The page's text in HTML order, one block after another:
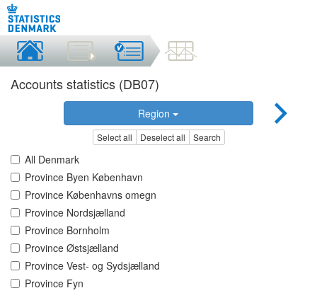
Accounts statistics (DB07)
Region
Select all Deselect all Search
All Denmark
Province Byen København
Province Københavns omegn
Province Nordsjælland
Province Bornholm
Province Østsjælland
Province Vest- og Sydsjælland
Province Fyn